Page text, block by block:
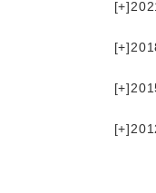
[+]
[+]
[+]
[+]